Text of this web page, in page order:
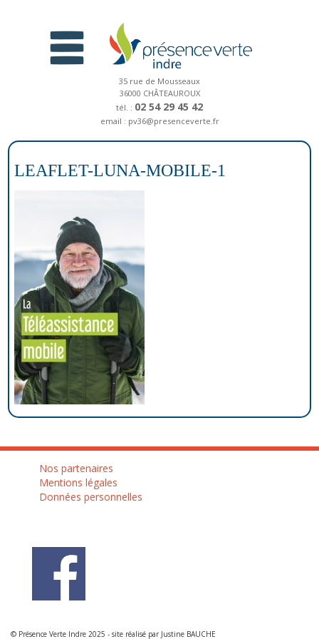
35 rue de Mousseaux
36000 CHÂTEAUROUX
tél. : 02 54 29 45 42
email : pv36@presenceverte.fr
LEAFLET-LUNA-MOBILE-1
Nos partenaires
Mentions légales
Données personnelles
© Présence Verte Indre 2025 - site réalisé par Justine BAUCHE